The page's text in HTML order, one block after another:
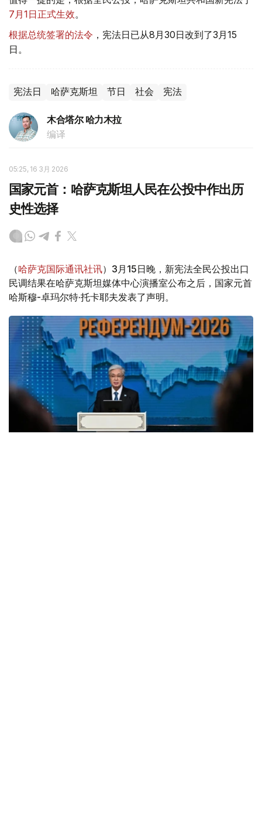
7月1日正式生效。
根据总统签署的法令 ，宪法日已从8月30日改到了3月15
日。
宪法日 哈萨克斯坦 节日 社会 宪法
木合塔尔 哈力木拉
编译
05:25, 16 3月 2026
国家元首：哈萨克斯坦人民在公投中作出历
史性选择
（哈萨克国际通讯社讯）3月15日晚，新宪法全民公投出口
民调结果在哈萨克斯坦媒体中心演播室公布之后，国家元首
哈斯穆-卓玛尔特·托卡耶夫发表了声明。